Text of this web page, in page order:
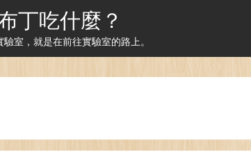
丁吃什麼？
室，就是在前往實驗室的路上。